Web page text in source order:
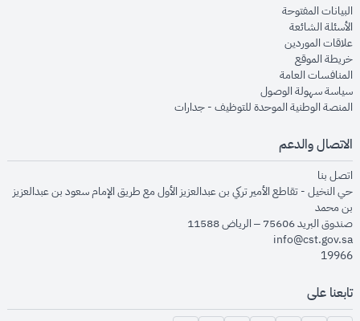
البيانات المفتوحةopens in new window
الأسئلة الشائعةopens in new window
علاقات الموردينopens in new window
خريطة الموقعopens in new window
المنافسات العامةopens in new window
سياسة سهولة الوصولopens in new window
المنصة الوطنية الموحدة للتوظيف - جداراتopens in new window
الاتصال والدعم
اتصل بنا
حي النخيل - تقاطع الأمير تركي بن عبدالعزيز الأول مع طريق الإمام سعود بن عبدالعزيز
بن محمد
صندوق البريد 75606 – الرياض 11588
info@cst.gov.sa
19966
تابعنا على